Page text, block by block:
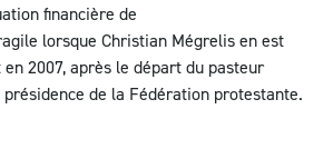
financière de
lorsque Christian Mégrelis en est
2007, après le départ du pasteur
de la Fédération protestante.